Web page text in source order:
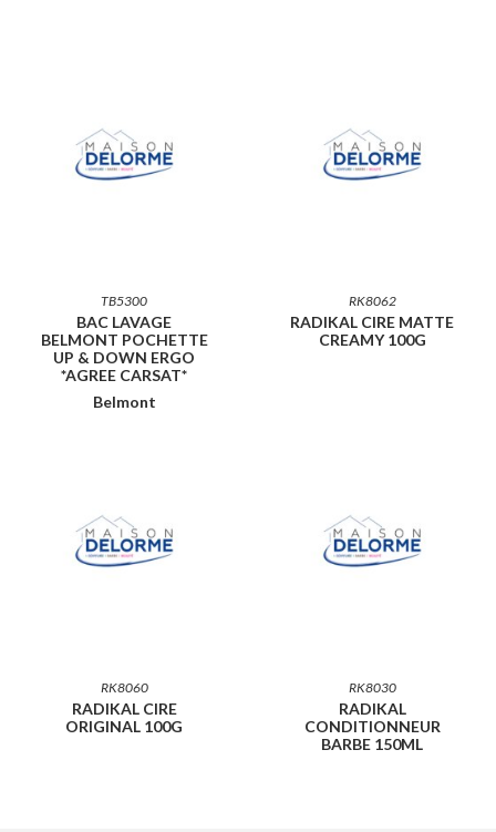
TB5300
BAC LAVAGE
BELMONT POCHETTE
UP & DOWN ERGO
*AGREE CARSAT*
Belmont
RK8062
RADIKAL CIRE MATTE
CREAMY 100G
RK8060
RADIKAL CIRE
ORIGINAL 100G
RK8030
RADIKAL
CONDITIONNEUR
BARBE 150ML